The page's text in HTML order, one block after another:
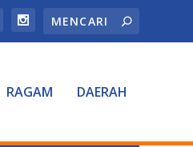
RAGAM DAERAH